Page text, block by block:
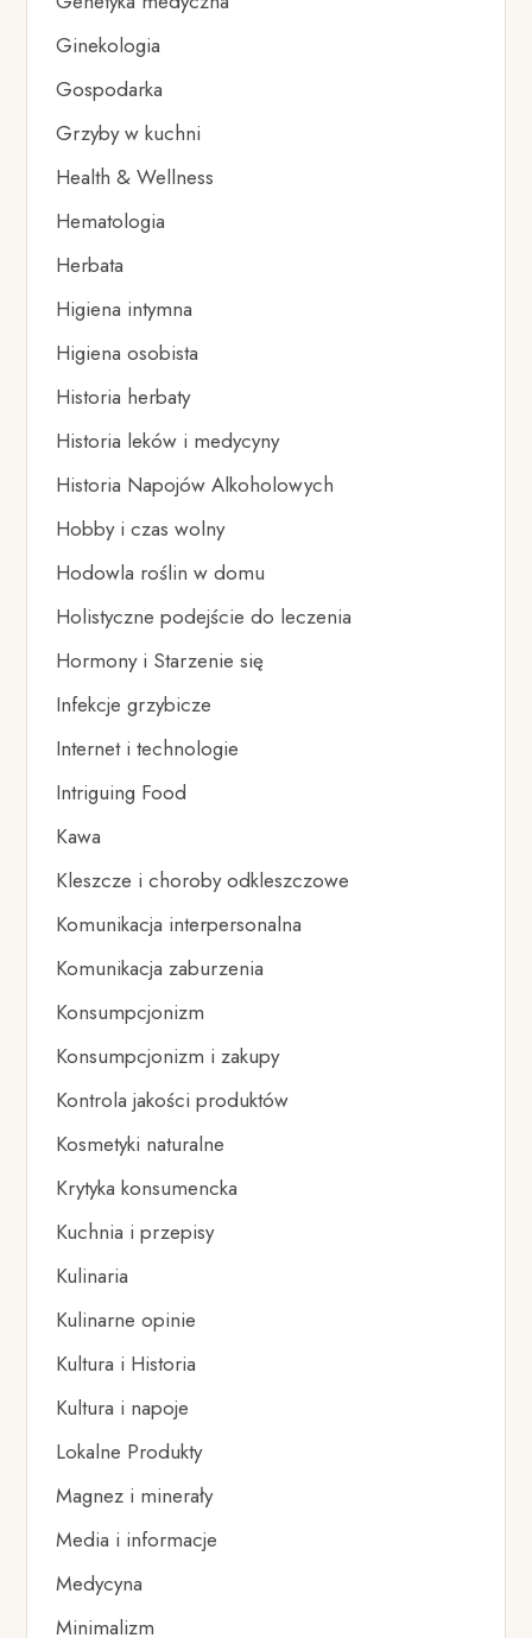
Ginekologia
Gospodarka
Grzyby w kuchni
Health & Wellness
Hematologia
Herbata
Higiena intymna
Higiena osobista
Historia herbaty
Historia leków i medycyny
Historia Napojów Alkoholowych
Hobby i czas wolny
Hodowla roślin w domu
Holistyczne podejście do leczenia
Hormony i Starzenie się
Infekcje grzybicze
Internet i technologie
Intriguing Food
Kawa
Kleszcze i choroby odkleszczowe
Komunikacja interpersonalna
Komunikacja zaburzenia
Konsumpcjonizm
Konsumpcjonizm i zakupy
Kontrola jakości produktów
Kosmetyki naturalne
Krytyka konsumencka
Kuchnia i przepisy
Kulinaria
Kulinarne opinie
Kultura i Historia
Kultura i napoje
Lokalne Produkty
Magnez i minerały
Media i informacje
Medycyna
Minimalizm